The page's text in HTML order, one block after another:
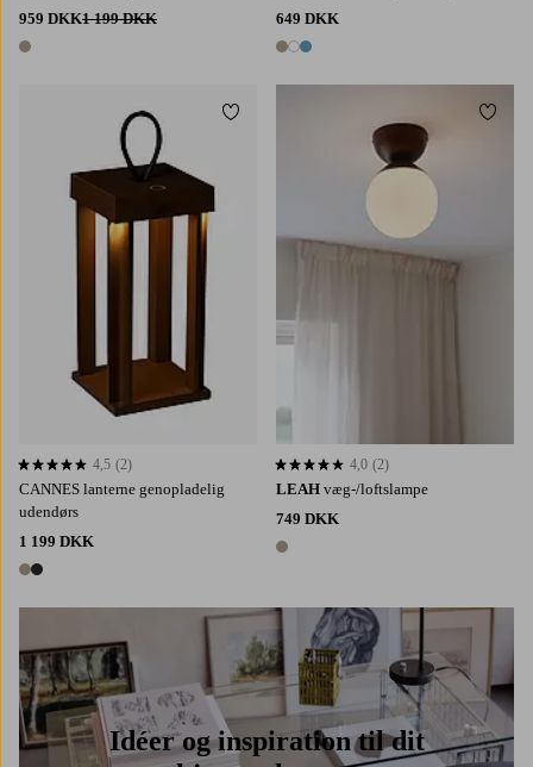
959 DKK1 199 DKK
1 farve
649 DKK
3 farver
CANNES lanterne genopladelig
udendørs
1 199 DKK
2 farver
4,5 baseret på 2 bedømmelser
4,5 (2)
Tilføj til favoritter
LEAH væg-/loftslampe
749 DKK
1 farve
4,0 baseret på 2 bedømmelser
4,0 (2)
Tilføj
Idéer og inspiration til dit